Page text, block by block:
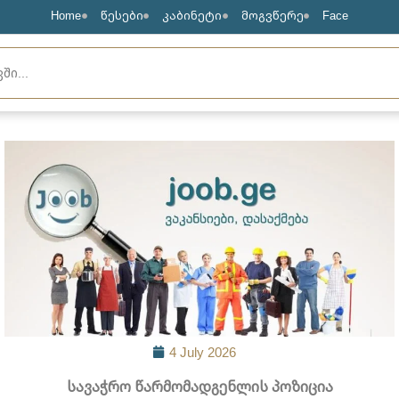
Home წესები კაბინეტი მოგვწერე Face
4 July 2026
სავაჭრო წარმომადგენლის პოზიცია